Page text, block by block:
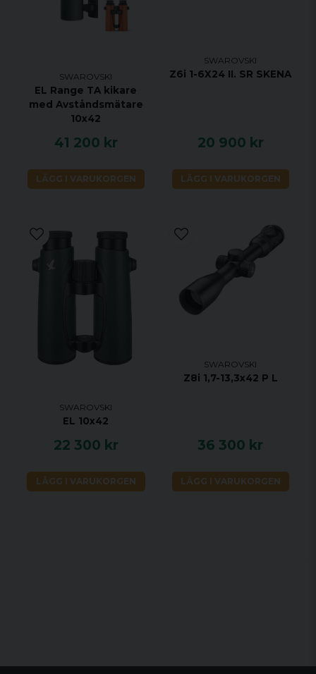
SWAROVSKI
EL Range TA kikare
med Avståndsmätare
10x42
41 200 kr
LÄGG I VARUKORGEN
SWAROVSKI
Z6i 1-6X24 II. SR SKENA
20 900 kr
LÄGG I VARUKORGEN
SWAROVSKI
EL 10x42
22 300 kr
LÄGG I VARUKORGEN
SWAROVSKI
Z8i 1,7-13,3x42 P L
36 300 kr
LÄGG I VARUKORGEN